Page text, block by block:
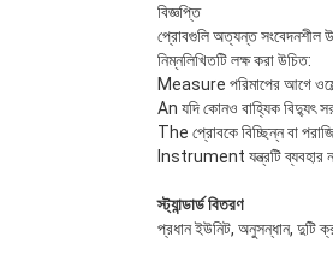
বিজ্ঞপ্তি
প্রোবগুলি অত্যন্ত সংবেদনশীল
নিম্নলিখিতটি লক্ষ করা উচিত:
Measure পরিমাপের আগে
An যদি কোনও বাহ্যিক বিদ্যুৎ
The প্রোবকে বিচ্ছিন্ন বা
Instrument যন্ত্রটি ব্যবহার না
স্ট্যান্ডার্ড বিতরণ
প্রধান ইউনিট, অনুসন্ধান, দুটি